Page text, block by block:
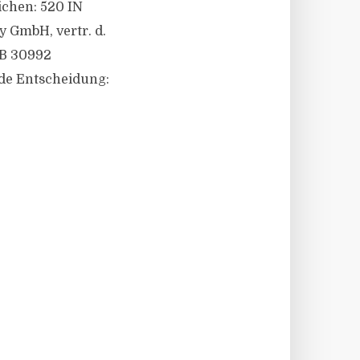
520 IN
GmbH, vertr. d.
30992
Entscheidung: